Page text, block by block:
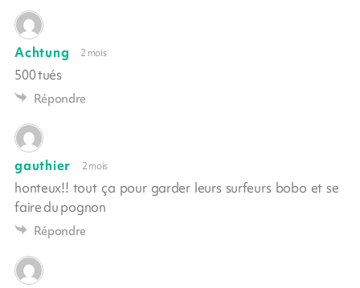
Achtung 2 mois
500 tués
Répondre
gauthier 2 mois
honteux!! tout ça pour garder leurs surfeurs bobo et se
faire du pognon
Répondre